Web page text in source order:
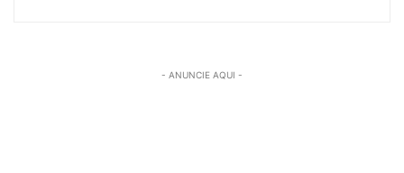
- ANUNCIE AQUI -